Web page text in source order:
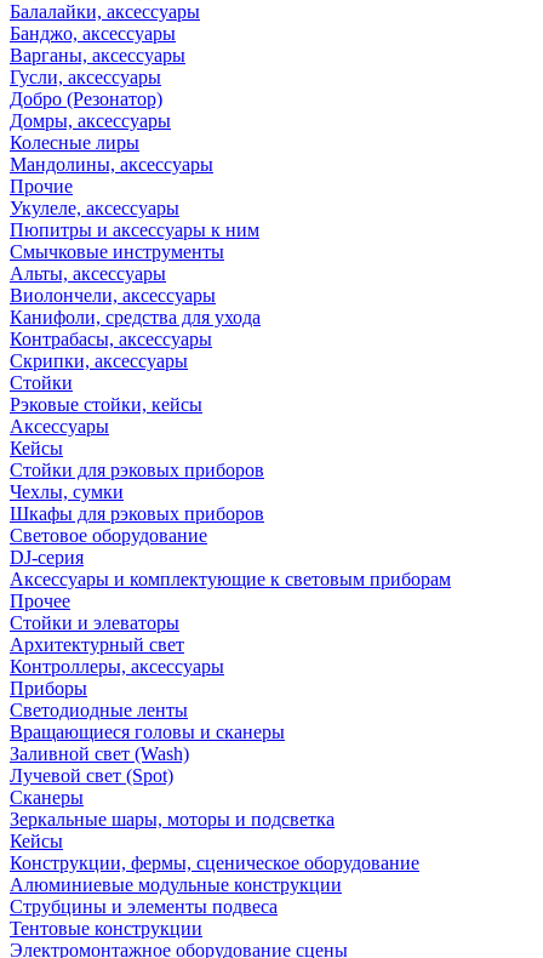
Балалайки, аксессуары
Банджо, аксессуары
Варганы, аксессуары
Гусли, аксессуары
Добро (Резонатор)
Домры, аксессуары
Колесные лиры
Мандолины, аксессуары
Прочие
Укулеле, аксессуары
Пюпитры и аксессуары к ним
Смычковые инструменты
Альты, аксессуары
Виолончели, аксессуары
Канифоли, средства для ухода
Контрабасы, аксессуары
Скрипки, аксессуары
Стойки
Рэковые стойки, кейсы
Аксессуары
Кейсы
Стойки для рэковых приборов
Чехлы, сумки
Шкафы для рэковых приборов
Световое оборудование
DJ-серия
Аксессуары и комплектующие к световым приборам
Прочее
Стойки и элеваторы
Архитектурный свет
Контроллеры, аксессуары
Приборы
Светодиодные ленты
Вращающиеся головы и сканеры
Заливной свет (Wash)
Лучевой свет (Spot)
Сканеры
Зеркальные шары, моторы и подсветка
Кейсы
Конструкции, фермы, сценическое оборудование
Алюминиевые модульные конструкции
Струбцины и элементы подвеса
Тентовые конструкции
Электромонтажное оборудование сцены